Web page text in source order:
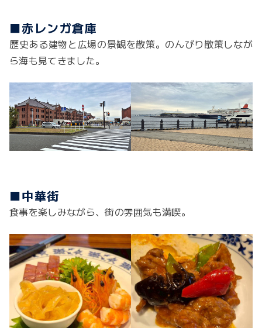
■赤レンガ倉庫
歴史ある建物と広場の景観を散策。のんびり散策しなが
ら海も見てきました。
■中華街
食事を楽しみながら、街の雰囲気も満喫。